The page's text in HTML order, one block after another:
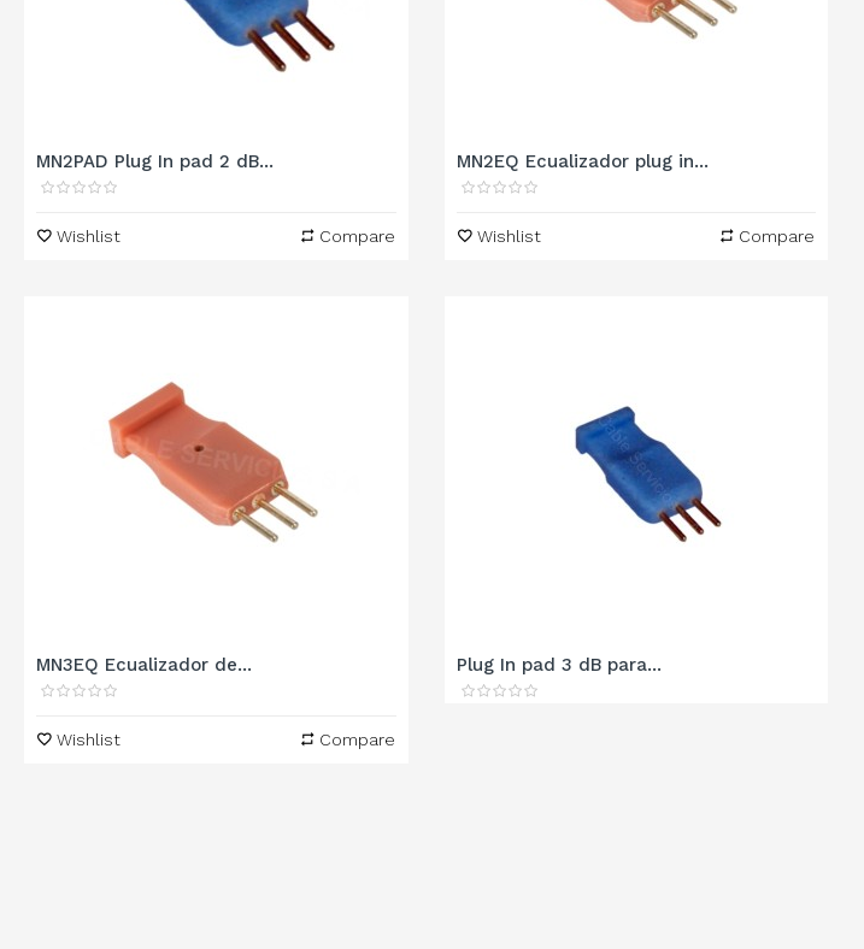
MN2PAD Plug In pad 2 dB...
Wishlist Compare
MN2EQ Ecualizador plug in...
Wishlist Compare
MN3EQ Ecualizador de...
Wishlist Compare
Plug In pad 3 dB para...